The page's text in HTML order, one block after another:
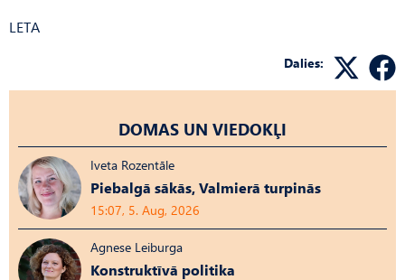
LETA
Dalies:
DOMAS UN VIEDOKĻI
Iveta Rozentāle
Piebalgā sākās, Valmierā turpinās
15:07, 5. Aug, 2026
Agnese Leiburga
Konstruktīvā politika